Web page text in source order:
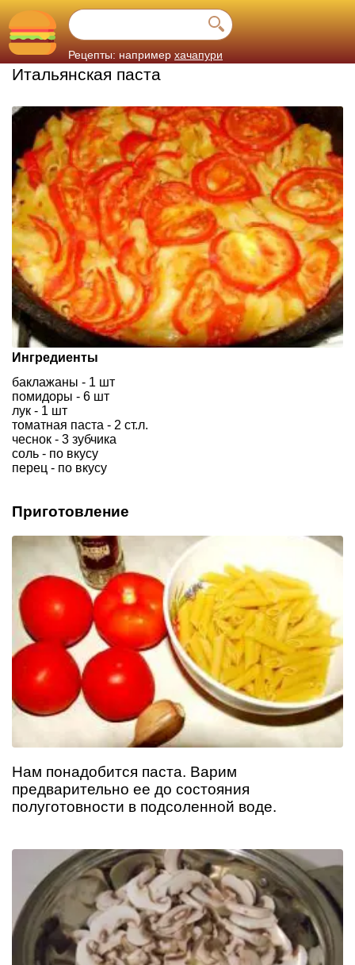
Рецепты: например хачапури
Итальянская паста
Ингредиенты
баклажаны - 1 шт
помидоры - 6 шт
лук - 1 шт
томатная паста - 2 ст.л.
чеснок - 3 зубчика
соль - по вкусу
перец - по вкусу
Приготовление
Нам понадобится паста. Варим
предварительно ее до состояния
полуготовности в подсоленной воде.